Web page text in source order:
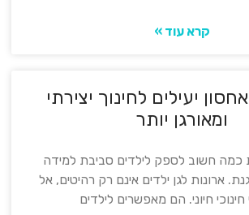
קרא עוד »
יעילים לחינוך יצירתי
ומאורגן יותר
כמה חשוב לספק לילדים סביבת למידה
ארונות לגן ילדים אינם רק רהיטים, אל
חיוני. הם מאפשרים לילדים